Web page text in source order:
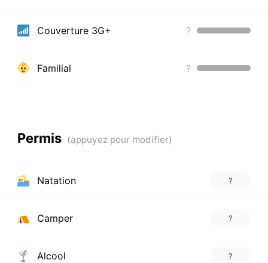
Couverture 3G+ ?
Familial ?
Permis
Natation ?
Camper ?
Alcool ?